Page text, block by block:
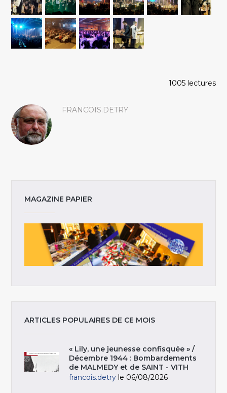
1005 lectures
FRANCOIS.DETRY
MAGAZINE PAPIER
ARTICLES POPULAIRES DE CE MOIS
« Lily, une jeunesse confisquée » /
Décembre 1944 : Bombardements
de MALMEDY et de SAINT - VITH
francois.detry le 06/08/2026